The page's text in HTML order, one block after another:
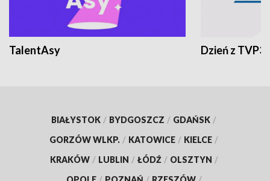
TalentAsy Dzień z TVP3
BIAŁYSTOK / BYDGOSZCZ / GDAŃSK /
GORZÓW WLKP. / KATOWICE / KIELCE /
KRAKÓW / LUBLIN / ŁÓDŹ / OLSZTYN /